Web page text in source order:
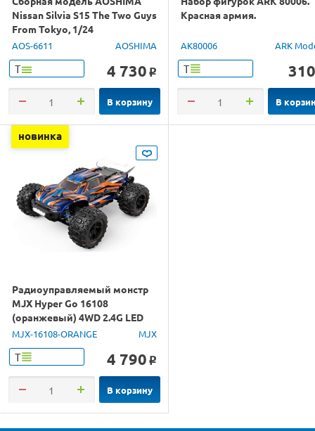
Nissan Silvia S15 The Two Guys
From Tokyo, 1/24
AOS-6611 AOSHIMA
Т 4 730 o
В корзину
Красная армия.
AK80006 ARK
Т 310
В
новинка
Радиоуправляемый монстр
MJX Hyper Go 16108
(оранжевый) 4WD 2.4G LED
1/16 RTR
MJX-16108-ORANGE MJX
Т 4 790 o
В корзину